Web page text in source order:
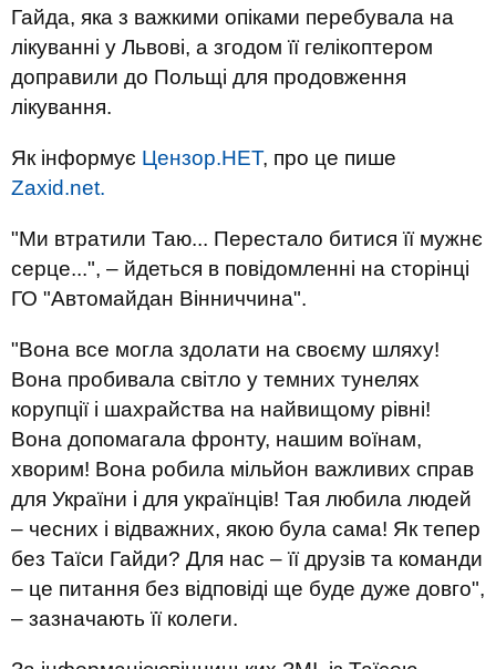
Гайда, яка з важкими опіками перебувала на
лікуванні у Львові, а згодом її гелікоптером
доправили до Польщі для продовження
лікування.
Як інформує Цензор.НЕТ, про це пише
Zaxid.net.
"Ми втратили Таю... Перестало битися її мужнє
серце...", – йдеться в повідомленні на сторінці
ГО "Автомайдан Вінниччина".
"Вона все могла здолати на своєму шляху!
Вона пробивала світло у темних тунелях
корупції і шахрайства на найвищому рівні!
Вона допомагала фронту, нашим воїнам,
хворим! Вона робила мільйон важливих справ
для України і для українців! Тая любила людей
– чесних і відважних, якою була сама! Як тепер
без Таїси Гайди? Для нас – її друзів та команди
– це питання без відповіді ще буде дуже довго",
– зазначають її колеги.